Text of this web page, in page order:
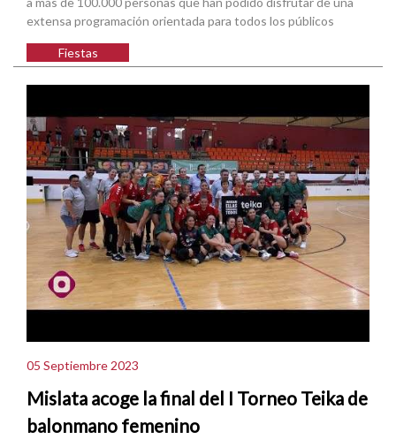
extensa programación orientada para todos los públicos
Fiestas
05 Septiembre 2023
Mislata acoge la final del I Torneo Teika de
balonmano femenino